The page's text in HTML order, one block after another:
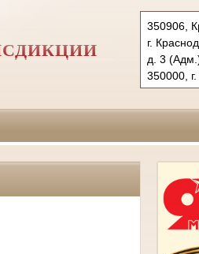
350906,
г.
д. 3
350000,
ул.
350907,
Тел.: